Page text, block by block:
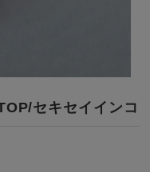
セキセイインコ